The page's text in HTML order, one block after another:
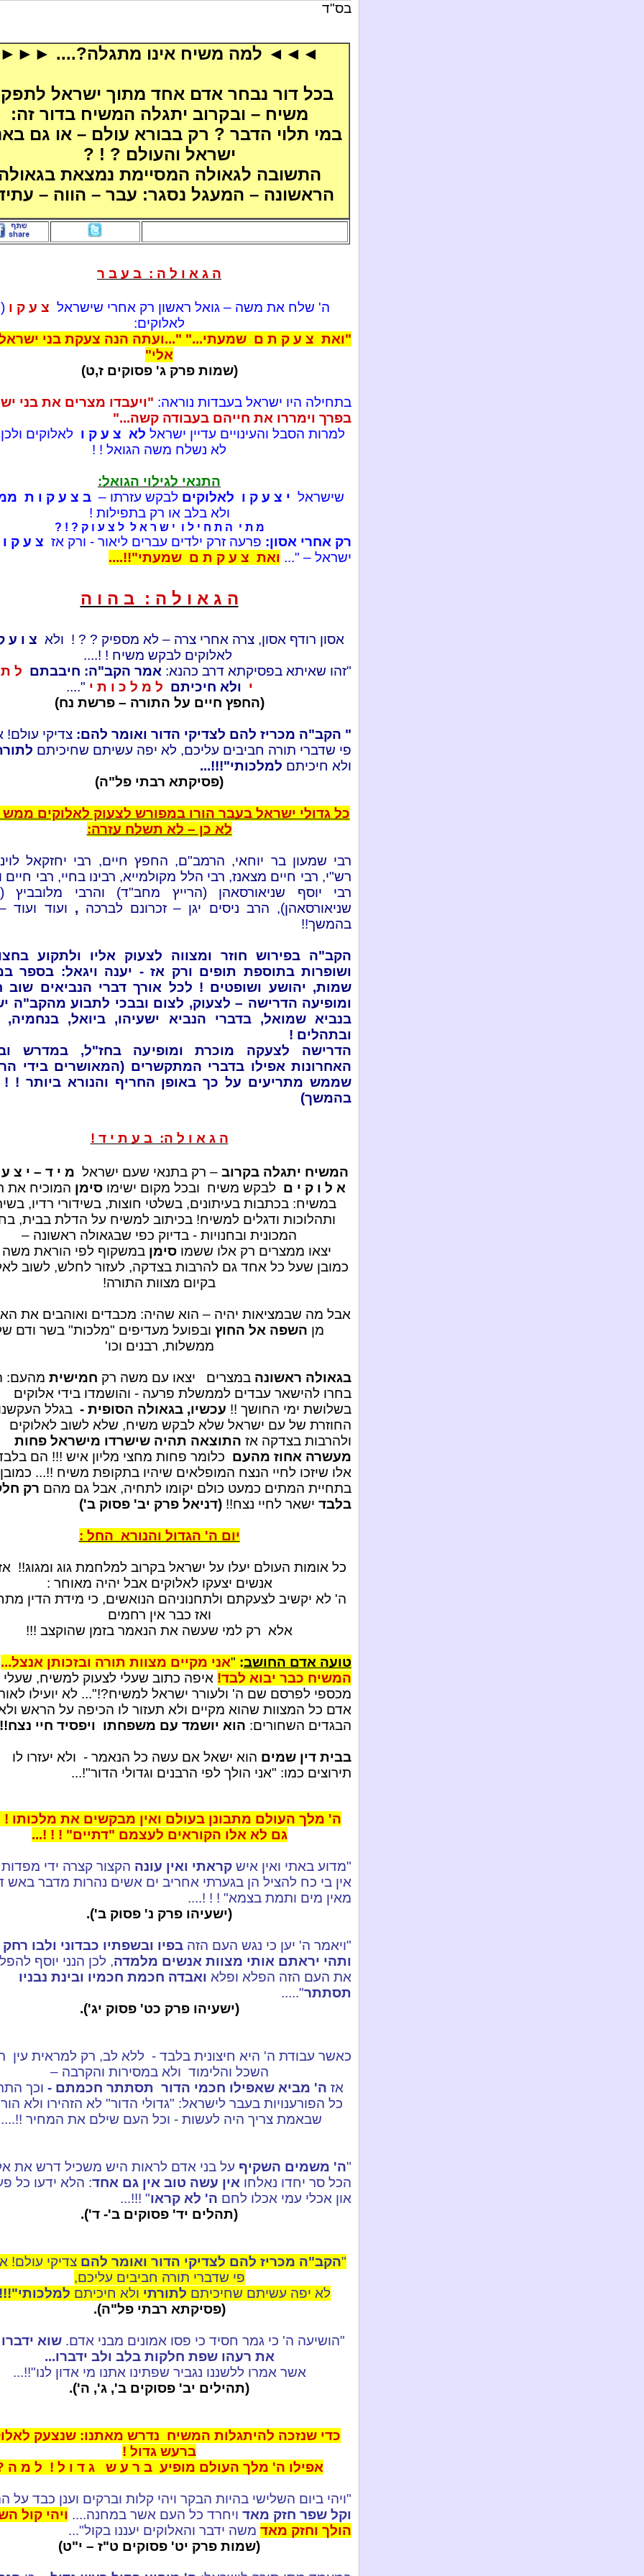
בס"ד
◄◄◄ למה משיח אינו מתגלה?.... ►►►
בכל דור נבחר אדם אחד מתוך ישראל
משיח – ובקרוב יתגלה המשיח בדור זה:
במי תלוי הדבר ? רק בבורא עולם – או גם
ישראל והעולם ? ! ?
התשובה לגאולה המסיימת נמצאת
הראשונה – המעגל נסגר: עבר – הווה –
ה ג א ו ל ה : ב ע ב ר
ה' שלח את משה – גואל ראשון רק אחרי שישראל צ ע ק ו
לאלוקים:
"ואת צ ע ק ת ם שמעתי..." "...ועתה הנה צעקת בני
אלי"
(שמות פרק ג' פסוקים ז,ט)
בתחילה היו ישראל בעבדות נוראה: "ויעבדו מצרים את בני
בפרך וימררו את חייהם בעבודה קשה..."
למרות הסבל והעינויים עדיין ישראל לא צ ע ק ו לאלוקים
לא נשלח משה הגואל ! !
התנאי לגילוי הגואל:
שישראל י צ ע ק ו לאלוקים לבקש עזרתו –ב צ ע ק ו ת
ולא בלב או רק בתפילות !
מ ת י ה ת ח י ל ו י ש ר א ל ל צ ע ו ק ? ! ?
רק אחרי אסון: פרעה זרק ילדים עברים ליאור - ורק אז צ ע ק ו
ישראל – "... ואת צ ע ק ת ם שמעתי"!!....
ה ג א ו ל ה : ב ה ו ה
אסון רודף אסון, צרה אחרי צרה – לא מספיק ? ? ! ולא צ ו ע
לאלוקים לבקש משיח ! !....
"זהו שאיתא בפסיקתא דרב כהנא: אמר הקב"ה: חיבבתם ל
י ולא חיכיתם ל מ ל כ ו ת י "....
(החפץ חיים על התורה – פרשת נח)
" הקב"ה מכריז להם לצדיקי הדור ואומר להם: צדיקי
פי שדברי תורה חביבים עליכם, לא יפה עשיתם שחיכיתם
ולא חיכיתם למלכותי"!!!...
(פסיקתא רבתי פל"ה)
כל גדולי ישראל בעבר הורו במפורש לצעוק לאלוקים
לא כן – לא תשלח עזרה:
רבי שמעון בר יוחאי, הרמב"ם, החפץ חיים, רבי יחזקאל
רש"י, רבי חיים מצאנז, רבי הלל מקולמייא, רבינו בחיי, רבי חיים
רבי יוסף שניאורסאהן (הרייץ מחב"ד) והרבי מלובביץ
שניאורסאהן), הרב ניסים יגן – זכרונם לברכה , ועוד ועוד
בהמשך!!
הקב"ה בפירוש חוזר ומצווה לצעוק אליו ולתקוע
ושופרות בתוספת תופים ורק אז - יענה ויגאל: בספר
שמות, יהושע ושופטים ! לכל אורך דברי הנביאים שוב
ומופיעה הדרישה – לצעוק, לצום ובבכי לתבוע מהקב"ה
בנביא שמואל, בדברי הנביא ישעיהו, ביואל, בנחמיה,
ובתהלים !
הדרישה לצעקה מוכרת ומופיעה בחז"ל, במדרש
האחרונות אפילו בדברי המתקשרים (המאושרים בידי
שממש מתריעים על כך באופן החריף והנורא ביותר !
בהמשך)
ה ג א ו ל ה: ב ע ת י ד !
המשיח יתגלה בקרוב– רק בתנאי שעם ישראל מ י ד – י צ
א ל ו ק י ם לבקש משיח ובכל מקום ישימו סימן המוכיח את
במשיח: בכתבות בעיתונים, בשלטי חוצות, בשידורי רדיו,
ותהלוכות ודגלים למשיח! בכיתוב למשיח על הדלת בבית,
המכונית ובחנויות - בדיוק כפי שבגאולה ראשונה –
יצאו ממצרים רק אלו ששמו סימן במשקוף לפי הוראת משה
כמובן שעל כל אחד גם להרבות בצדקה, לעזור לחלש, לשוב
בקיום מצוות התורה!
אבל מה שבמציאות יהיה – הוא שהיה: מכבדים ואוהבים את
מן השפה אל החוץ ובפועל מעדיפים "מלכות" בשר ודם
ממשלות, רבנים וכו'
בגאולה ראשונה במצרים יצאו עם משה רק חמישית מהעם:
בחרו להישאר עבדים לממשלת פרעה - והושמדו בידי אלוקים
בשלושת ימי החושך !! עכשיו, בגאולה הסופית - בגלל
החוזרת של עם ישראל שלא לבקש משיח, שלא לשוב לאלוקים
ולהרבות בצדקה אז התוצאה תהיה שישרדו מישראל פחות
מעשרה אחוז מהעם כלומר פחות מחצי מליון איש !!! הם בלבד
אלו שיזכו לחיי הנצח המופלאים שיהיו בתקופת משיח !!... כמובן
בתחיית המתים כמעט כולם יקומו לתחיה, אבל גם מהם רק
בלבד ישאר לחיי נצח!! (דניאל פרק יב' פסוק ב')
יום ה' הגדול והנורא החל :
כל אומות העולם יעלו על ישראל בקרוב למלחמת גוג ומגוג!!
אנשים יצעקו לאלוקים אבל יהיה מאוחר :
ה' לא יקשיב לצעקתם ולתחנוניהם הנואשים, כי מידת הדין
ואז כבר אין רחמים
אלא רק למי שעשה את הנאמר בזמן שהוקצב !!!
טועה אדם החושב:
"אני מקיים מצוות תורה ובזכותן אנצל...
המשיח כבר יבוא לבד! איפה כתוב שעלי לצעוק למשיח, שעלי
מכספי לפרסם שם ה' ולעורר ישראל למשיח?!"... לא יועילו
אדם כל המצוות שהוא מקיים ולא תעזור לו הכיפה על הראש
הבגדים השחורים: הוא יושמד עם משפחתו ויפסיד חיי
בבית דין שמים הוא ישאל אם עשה כל הנאמר - ולא יעזרו לו
תירוצים כמו: "אני הולך לפי הרבנים וגדולי הדור"!...
ה' מלך העולם מתבונן בעולם ואין מבקשים את מלכותו !
גם לא אלו הקוראים לעצמם "דתיים" ! ! !...
"מדוע באתי ואין איש קראתי ואין עונה הקצור קצרה ידי
אין בי כח להציל הן בגערתי אחריב ים אשים נהרות מדבר באש
מאין מים ותמת בצמא" ! ! !....
(ישעיהו פרק נ' פסוק ב').
"ויאמר ה' יען כי נגש העם הזה בפיו ובשפתיו כבדוני ולבו
ותהי יראתם אותי מצוות אנשים מלמדה, לכן הנני יוסף
את העם הזה הפלא ופלא ואבדה חכמת חכמיו ובינת נבניו
תסתתר".....
(ישעיהו פרק כט' פסוק יג').
כאשר עבודת ה' היא חיצונית בלבד - ללא לב, רק למראית עין
השכל והלימוד ולא במסירות והקרבה –
אז ה' מביא שאפילו חכמי הדור תסתתר חכמתם - וכך
כל הפורענויות בעבר לישראל: "גדולי הדור" לא הזהירו ולא
שבאמת צריך היה לעשות - וכל העם שילם את המחיר
"ה' משמים השקיף על בני אדם לראות היש משכיל דרש את
הכל סר יחדו נאלחו אין עשה טוב אין גם אחד: הלא ידעו כל
און אכלי עמי אכלו לחם ה' לא קראו" !!!...
(תהלים יד' פסוקים ב'- ד').
"הקב"ה מכריז להם לצדיקי הדור ואומר להם צדיקי עולם!
פי שדברי תורה חביבים עליכם,
לא יפה עשיתם שחיכיתם לתורתי ולא חיכיתם
(פסיקתא רבתי פל"ה).
"הושיעה ה' כי גמר חסיד כי פסו אמונים מבני אדם. שוא
את רעהו שפת חלקות בלב ולב ידברו...
אשר אמרו ללשננו נגביר שפתינו אתנו מי אדון לנו"!!...
(תהילים יב' פסוקים ב', ג', ה').
כדי שנזכה להיתגלות המשיח נדרש מאתנו: שנצעק
ברעש גדול !
אפילו ה' מלך העולם מופיע ב ר ע ש ג ד ו ל ! ל מ ה
"ויהי ביום השלישי בהיות הבקר ויהי קלות וברקים וענן כבד על
וקל שפר חזק מאד ויחרד כל העם אשר במחנה.... ויהי קול
הולך וחזק מאד משה ידבר והאלוקים יעננו בקול"...
(שמות פרק יט' פסוקים ט"ז – י"ט)